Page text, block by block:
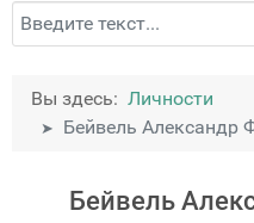
Поиск
Вы здесь: Личности
Бейвель Александр
Бейвель